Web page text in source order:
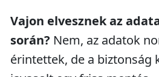
Vajon elvesznek az
során? Nem, az adatok
érintettek, de a biztonság